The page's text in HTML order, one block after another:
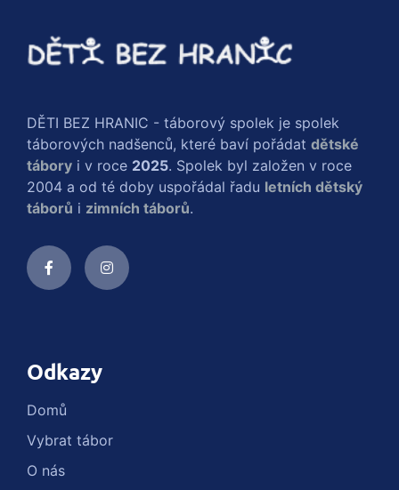
DĚTI BEZ HRANIC - táborový spolek je spolek
táborových nadšenců, které baví pořádat dětské
tábory i v roce 2025. Spolek byl založen v roce
2004 a od té doby uspořádal řadu letních dětský
táborů i zimních táborů.
Odkazy
Domů
Vybrat tábor
O nás